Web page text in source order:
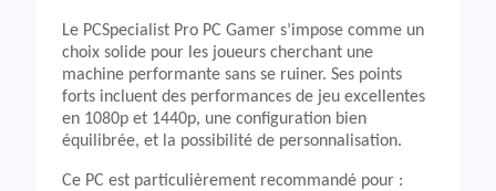
Le PCSpecialist Pro PC Gamer s’impose comme un
choix solide pour les joueurs cherchant une
machine performante sans se ruiner. Ses points
forts incluent des performances de jeu excellentes
en 1080p et 1440p, une configuration bien
équilibrée, et la possibilité de personnalisation.
Ce PC est particulièrement recommandé pour :